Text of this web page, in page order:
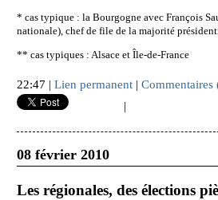
* cas typique : la Bourgogne avec François
nationale), chef de file de la majorité
** cas typiques : Alsace et Île-de-France
22:47 | Lien permanent | Commentaires
|
08 février 2010
Les régionales, des élections